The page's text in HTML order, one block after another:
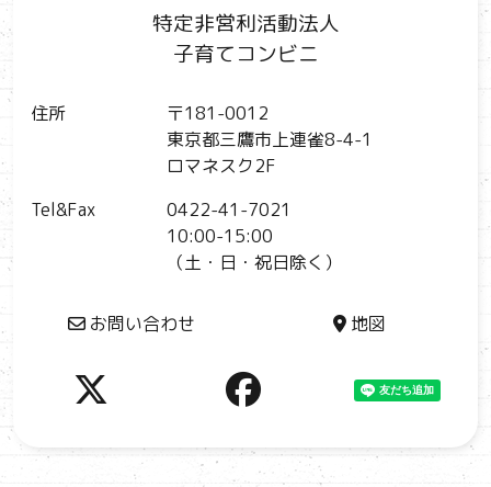
特定非営利活動法人
子育てコンビニ
住所
〒181-0012
東京都三鷹市上連雀8-4-1
ロマネスク2F
Tel&Fax
0422-41-7021
10:00-15:00
（土・日・祝日除く）
お問い合わせ 地図